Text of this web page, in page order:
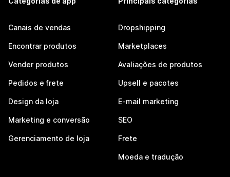
Canais de vendas
Encontrar produtos
Vender produtos
Pedidos e frete
Design da loja
Marketing e conversão
Gerenciamento de loja
Dropshipping
Marketplaces
Avaliações de produtos
Upsell e pacotes
E-mail marketing
SEO
Frete
Moeda e tradução